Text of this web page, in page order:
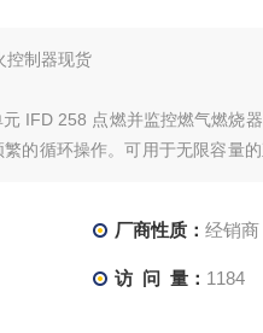
控制器现货
IFD 258 点燃并监控燃气燃烧
的循环操作。可用于无限容量的
厂商性质： 经销商
访 问 量： 1184